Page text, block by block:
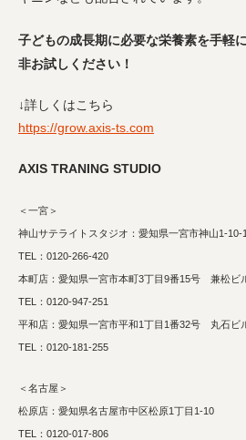
子どもの成長期に必要な栄養素を手軽
非お試しください！
↓詳しくはこちら
https://grow.axis-ts.com
AXIS TRANING STUDIO
＜一宮＞
神山サテライトスタジオ：愛知県一宮市神山1-
TEL：0120-266-420
本町店：愛知県一宮市本町3丁目9番15号 兼松ビ
TEL：0120-947-251
平和店：愛知県一宮市平和1丁目1番32号 丸石ビ
TEL：0120-181-255
＜名古屋＞
松原店：愛知県名古屋市中区松原1丁目1-10
TEL：0120-017-806